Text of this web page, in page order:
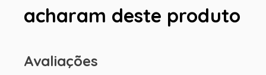
acharam deste produto
Avaliações